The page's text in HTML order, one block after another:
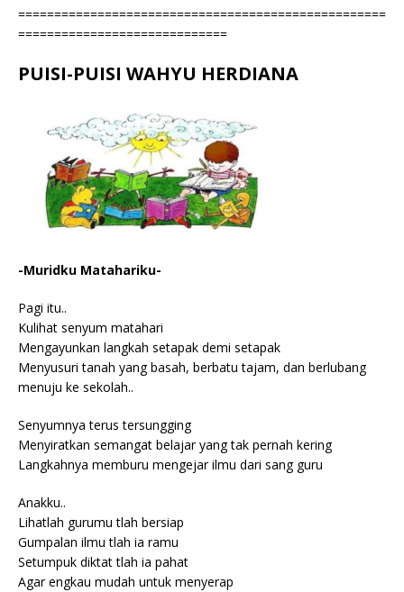
===================================================
=============================
PUISI-PUISI WAHYU HERDIANA
-Muridku Matahariku-
Pagi itu..
Kulihat senyum matahari
Mengayunkan langkah setapak demi setapak
Menyusuri tanah yang basah, berbatu tajam, dan berlubang
menuju ke sekolah..
Senyumnya terus tersungging
Menyiratkan semangat belajar yang tak pernah kering
Langkahnya memburu mengejar ilmu dari sang guru
Anakku..
Lihatlah gurumu tlah bersiap
Gumpalan ilmu tlah ia ramu
Setumpuk diktat tlah ia pahat
Agar engkau mudah untuk menyerap